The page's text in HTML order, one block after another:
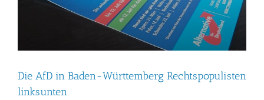
Die AfD in Baden-Württemberg Rechtspopulisten
linksunten